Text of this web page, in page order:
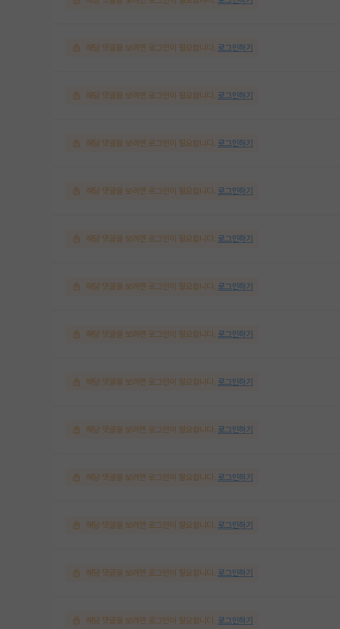
해당 댓글을 보려면 로그인이 필요합니다. 로그인하기
해당 댓글을 보려면 로그인이 필요합니다. 로그인하기
해당 댓글을 보려면 로그인이 필요합니다. 로그인하기
해당 댓글을 보려면 로그인이 필요합니다. 로그인하기
해당 댓글을 보려면 로그인이 필요합니다. 로그인하기
해당 댓글을 보려면 로그인이 필요합니다. 로그인하기
해당 댓글을 보려면 로그인이 필요합니다. 로그인하기
해당 댓글을 보려면 로그인이 필요합니다. 로그인하기
해당 댓글을 보려면 로그인이 필요합니다. 로그인하기
해당 댓글을 보려면 로그인이 필요합니다. 로그인하기
해당 댓글을 보려면 로그인이 필요합니다. 로그인하기
해당 댓글을 보려면 로그인이 필요합니다. 로그인하기
해당 댓글을 보려면 로그인이 필요합니다. 로그인하기